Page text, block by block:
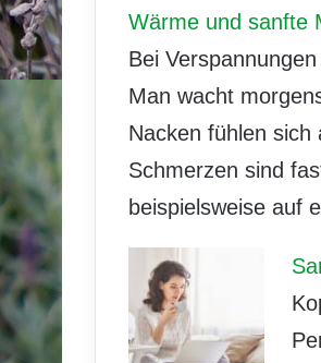
Wärme und sanfte
Bei
Man wacht
Nacken fühlen
Schmerzen sind
beispielsweise auf